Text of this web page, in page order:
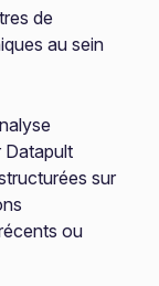
de
au sein
Datapult
sur
ou